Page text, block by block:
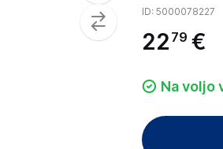
ID: 5000078227
22 79 €
Na voljo